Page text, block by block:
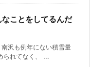
ことをしてるんだ
沢も例年にない積雪量
られてなく、 ...